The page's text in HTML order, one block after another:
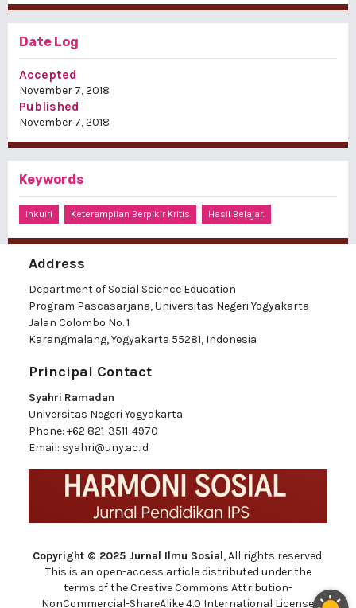
Date Log
Accepted
November 7, 2018
Published
November 7, 2018
Keywords
Inkuiri Keterampilan Berpikir Kritis Hasil Belajar.
Address
Department of Social Science Education
Program Pascasarjana, Universitas Negeri Yogyakarta
Jalan Colombo No. 1
Karangmalang, Yogyakarta 55281, Indonesia
Principal Contact
Syahri Ramadan
Universitas Negeri Yogyakarta
Phone: +62 821-3511-4970
Email: syahri@uny.ac.id
Copyright © 2025 Jurnal Ilmu Sosial, All rights reserved.
This is an open-access article distributed under the
terms of the Creative Commons Attribution-
NonCommercial-ShareAlike 4.0 International License.